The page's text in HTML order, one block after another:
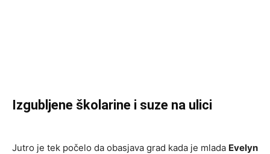
Izgubljene školarine i suze na ulici
Jutro je tek počelo da obasjava grad kada je mlada Evelyn